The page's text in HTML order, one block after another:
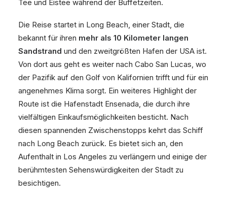
Tee und Eistee während der Buffetzeiten.
Die Reise startet in Long Beach, einer Stadt, die
bekannt für ihren mehr als 10 Kilometer langen
Sandstrand und den zweitgrößten Hafen der USA ist.
Von dort aus geht es weiter nach Cabo San Lucas, wo
der Pazifik auf den Golf von Kalifornien trifft und für ein
angenehmes Klima sorgt. Ein weiteres Highlight der
Route ist die Hafenstadt Ensenada, die durch ihre
vielfältigen Einkaufsmöglichkeiten besticht. Nach
diesen spannenden Zwischenstopps kehrt das Schiff
nach Long Beach zurück. Es bietet sich an, den
Aufenthalt in Los Angeles zu verlängern und einige der
berühmtesten Sehenswürdigkeiten der Stadt zu
besichtigen.